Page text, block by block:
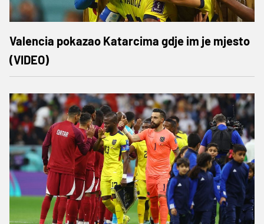
Valencia pokazao Katarcima gdje im je mjesto
(VIDEO)